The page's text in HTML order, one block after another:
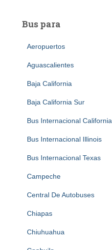
Bus para
Aeropuertos
Aguascalientes
Baja California
Baja California Sur
Bus Internacional California
Bus Internacional Illinois
Bus Internacional Texas
Campeche
Central De Autobuses
Chiapas
Chiuhuahua